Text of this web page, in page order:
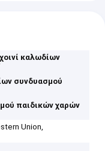
καλωδίων
συνδυασμού
παιδικών χαρών
Union,